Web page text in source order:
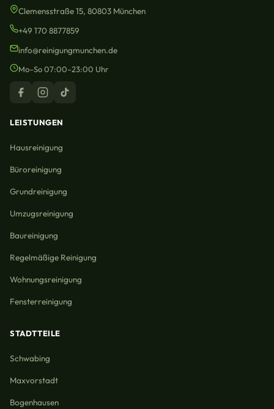
Clemensstraße 15, 80803 München
+49 170 8877859
info@reinigungmunchen.de
Mo–So 07:00–23:00 Uhr
LEISTUNGEN
Hausreinigung
Büroreinigung
Grundreinigung
Umzugsreinigung
Baureinigung
Regelmäßige Reinigung
Wohnungsreinigung
Fensterreinigung
STADTTEILE
Schwabing
Maxvorstadt
Bogenhausen